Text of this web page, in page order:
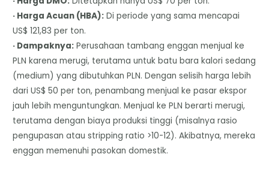
· Harga Acuan (HBA): Di periode yang sama mencapai
US$ 121,83 per ton.
· Dampaknya: Perusahaan tambang enggan menjual ke
PLN karena merugi, terutama untuk batu bara kalori sedang
(medium) yang dibutuhkan PLN. Dengan selisih harga lebih
dari US$ 50 per ton, penambang menjual ke pasar ekspor
jauh lebih menguntungkan. Menjual ke PLN berarti merugi,
terutama dengan biaya produksi tinggi (misalnya rasio
pengupasan atau stripping ratio >10-12). Akibatnya, mereka
enggan memenuhi pasokan domestik.